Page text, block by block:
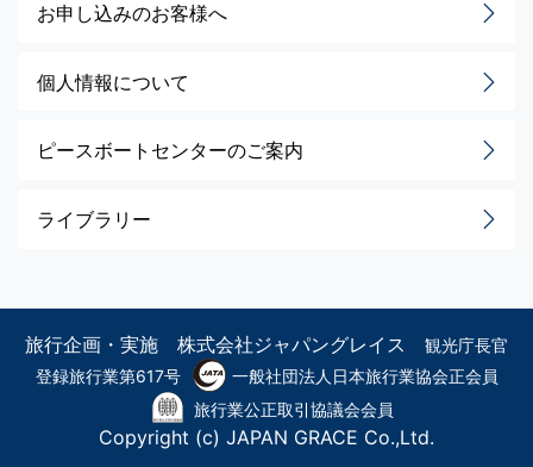
お申し込みのお客様へ
個人情報について
ピースボートセンターのご案内
ライブラリー
旅行企画・実施 株式会社ジャパングレイス 観光庁長官
登録旅行業第617号
一般社団法人日本旅行業協会正会員
旅行業公正取引協議会会員
Copyright (c) JAPAN GRACE Co.,Ltd.